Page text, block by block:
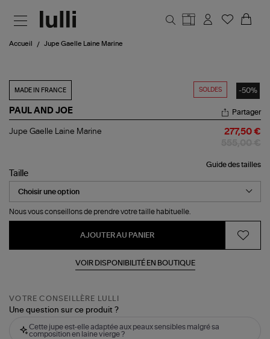
Accueil Jupe Gaelle Laine Marine
SOLDES -50%
MADE IN FRANCE
PAUL AND JOE
Jupe
Partager
Jupe Gaelle Laine Marine 277,50 €
Guide des tailles
Taille
Nous vous conseillons de prendre votre taille habituelle.
AJOUTER AU PANIER
VOIR DISPONIBILITÉ EN BOUTIQUE
VOTRE CONSEILLÈRE LULLI
Une question sur ce produit ?
Cette jupe est-elle adaptée aux peaux sensibles malgré sa
composition en laine vierge ?